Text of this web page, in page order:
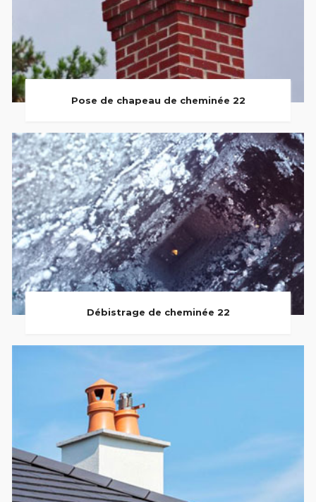
Pose de chapeau de cheminée 22
Débistrage de cheminée 22